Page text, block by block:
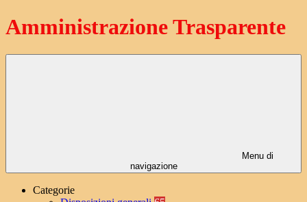
Amministrazione Trasparente
Menu di
navigazione
Categorie